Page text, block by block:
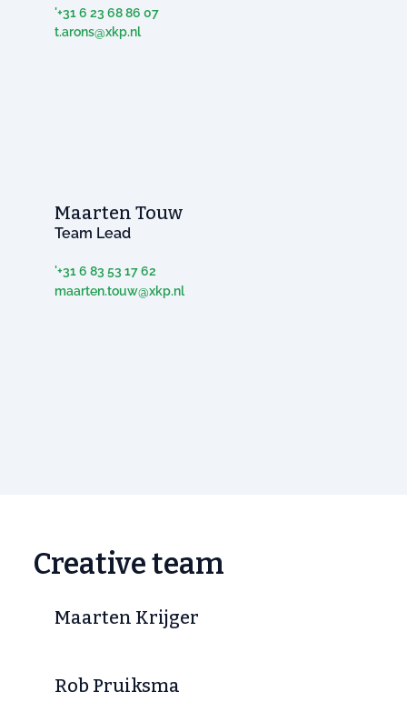
Creative team
Maarten Krijger
Rob Pruiksma
'+31 6 23 68 86 07
t.arons@xkp.nl
Maarten Touw
Team Lead
'+31 6 83 53 17 62
maarten.touw@xkp.nl